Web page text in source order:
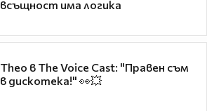
всъщност има логика
Theo в The Voice Cast: "Правен съм
в дискотека!" 👀💥